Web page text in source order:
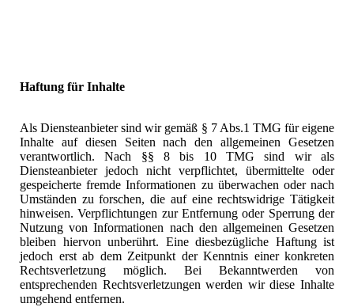
Haftung für Inhalte
Als Diensteanbieter sind wir gemäß § 7 Abs.1 TMG für eigene
Inhalte auf diesen Seiten nach den allgemeinen Gesetzen
verantwortlich. Nach §§ 8 bis 10 TMG sind wir als
Diensteanbieter jedoch nicht verpflichtet, übermittelte oder
gespeicherte fremde Informationen zu überwachen oder nach
Umständen zu forschen, die auf eine rechtswidrige Tätigkeit
hinweisen. Verpflichtungen zur Entfernung oder Sperrung der
Nutzung von Informationen nach den allgemeinen Gesetzen
bleiben hiervon unberührt. Eine diesbezügliche Haftung ist
jedoch erst ab dem Zeitpunkt der Kenntnis einer konkreten
Rechtsverletzung möglich. Bei Bekanntwerden von
entsprechenden Rechtsverletzungen werden wir diese Inhalte
umgehend entfernen.